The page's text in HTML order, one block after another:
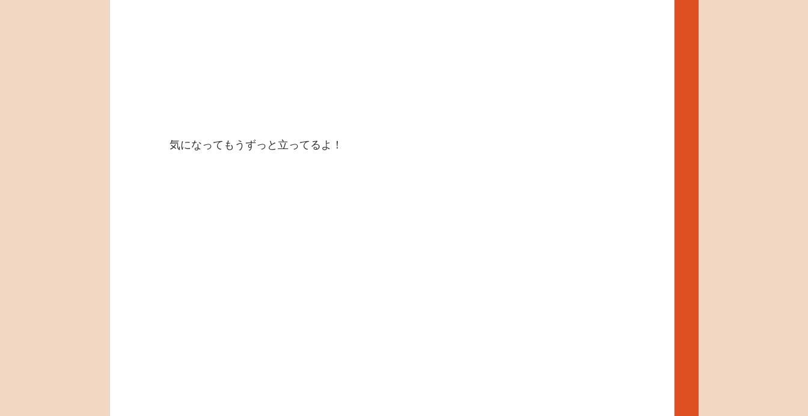
気になってもうずっと立ってるよ！